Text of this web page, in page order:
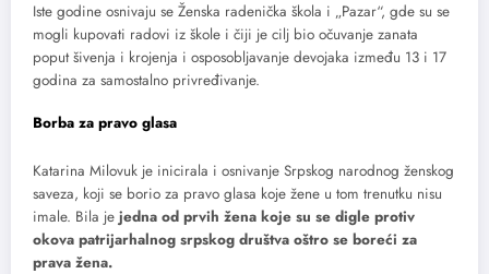
Iste godine osnivaju se Ženska radenička škola i „Pazar“, gde su se
mogli kupovati radovi iz škole i čiji je cilj bio očuvanje zanata
poput šivenja i krojenja i osposobljavanje devojaka između 13 i 17
godina za samostalno privređivanje.
Borba za pravo glasa
Katarina Milovuk je inicirala i osnivanje Srpskog narodnog ženskog
saveza, koji se borio za pravo glasa koje žene u tom trenutku nisu
imale. Bila je jedna od prvih žena koje su se digle protiv
okova patrijarhalnog srpskog društva oštro se boreći za
prava žena.